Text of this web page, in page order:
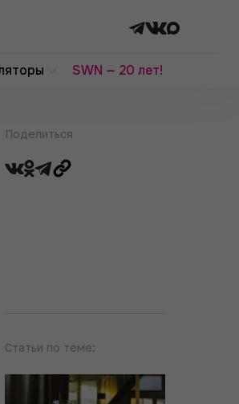
SWN — 20 лет!
Поделиться
Статьи по теме: